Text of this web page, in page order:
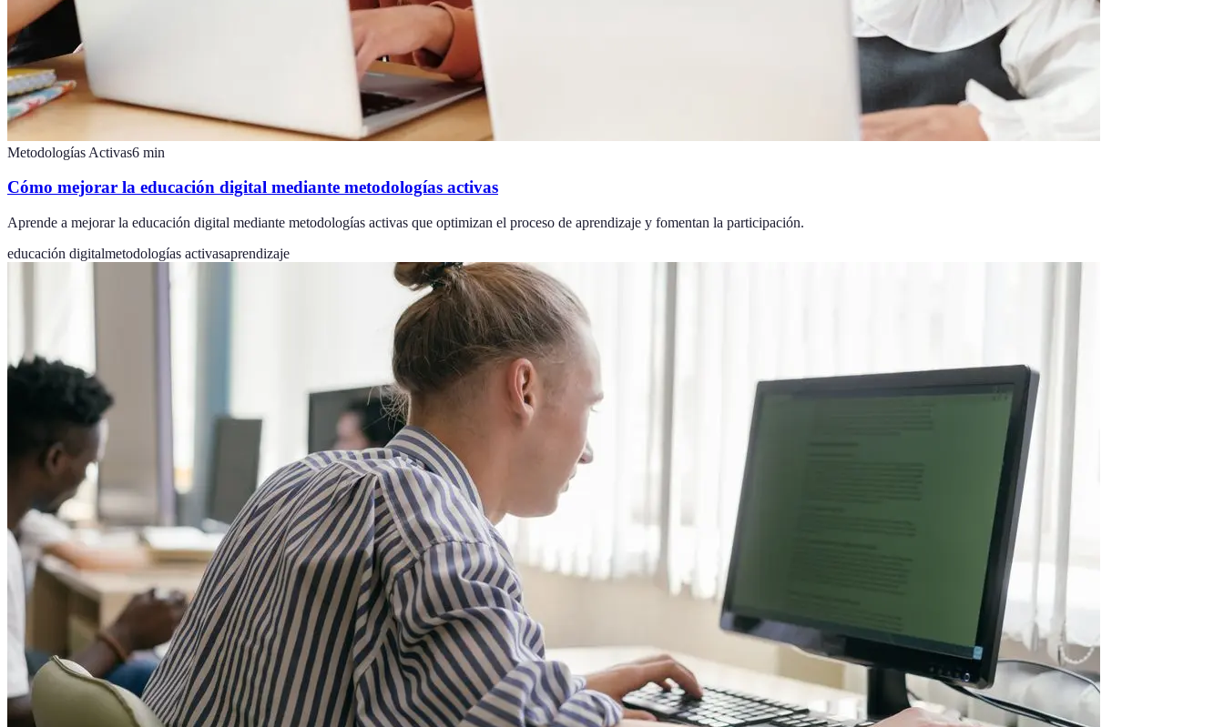
Metodologías Activas6 min
Cómo mejorar la educación digital mediante metodologías activas
Aprende a mejorar la educación digital mediante metodologías activas que optimizan el proceso de aprendizaje y fomentan la participación.
educación digitalmetodologías activasaprendizaje